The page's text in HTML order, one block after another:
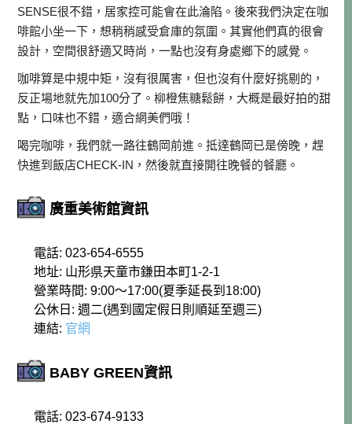
SENSE很不錯，居家控可能會在此淪陷。後來我們決定在咖
啡館小坐一下，想稍稍感受倉庫的氛圍。其實他們真的很會
設計，空間很舒適又時尚，一點也沒有身處鄉下的感覺。
咖啡算是中規中矩，沒有很厲害，但也沒有什麼好挑剔的，
反正場地就先加100分了。柳橙焦糖鬆餅，大概是最好拍的甜
點，口味也不錯，適合網美們哦！
喝完咖啡，我們就一路往鶴岡前進。抵達鶴岡已是傍晚，趕
快進到飯店CHECK-IN，然後就直接開往晚餐的餐廳。
廣重美術館資訊
電話: 023-654-6555
地址: 山形県天童市鎌田本町1-2-1
營業時間: 9:00～17:00(夏季延長到18:00)
公休日: 週二(遇到國定假日則順延至週三)
連結: 官網
BABY GREEN資訊
電話: 023-674-9133